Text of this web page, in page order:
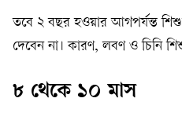
তবে ২ বছর হওয়ার আগপর্যন্ত
দেবেন না। কারণ, লবণ ও চিনি
৮ থেকে ১০ মাস